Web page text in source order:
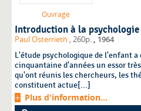
Ouvrage
Introduction à la
Paul Osterrieth , 260p. , 1964
L'étude psychologique de l'enfant a
cinquantaine d'années un essor
qu'ont réunis les chercheurs, les
constituent actue[...]
Plus d'information...